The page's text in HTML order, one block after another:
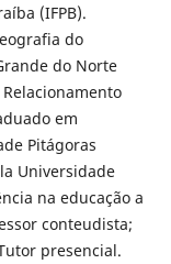
(IFPB).
do
do Norte
em
Pitágoras
Universidade
na educação a
conteudista;
presencial.